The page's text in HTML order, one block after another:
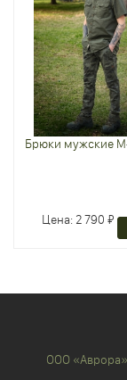
Брюки мужские
Цена: 2 790 ₽
ООО «Аврора»